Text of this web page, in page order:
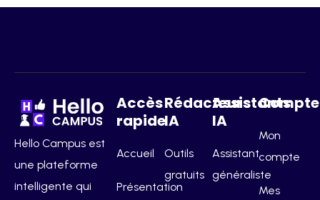
Hello Campus est
une plateforme
intelligente qui
Accès
rapide
Accueil
Présentation
Rédacteurs
IA
Outils
gratuits
Assistants
IA
Assistant
généraliste
Compte
Mon
compte
Mes